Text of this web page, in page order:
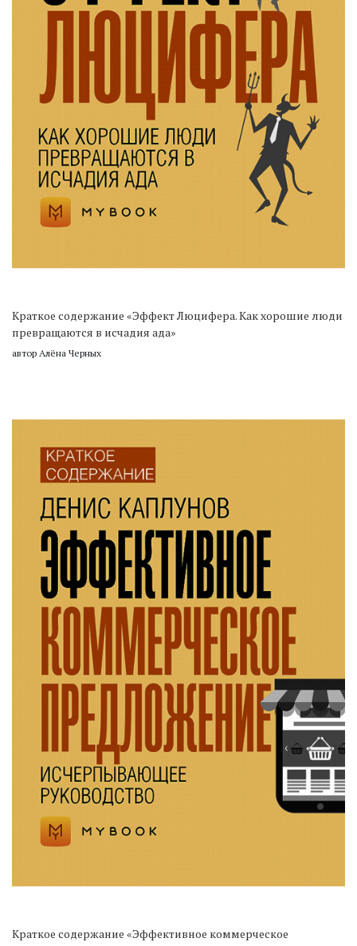
Краткое содержание «Эффект Люцифера. Как хорошие люди
превращаются в исчадия ада»
автор Алёна Черных
Краткое содержание «Эффективное коммерческое